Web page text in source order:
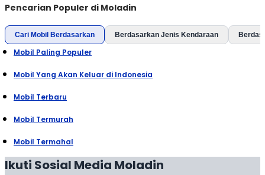
Pencarian Populer di Moladin
Cari Mobil Berdasarkan Berdasarkan Jenis Kendaraan
Mobil Paling Populer
Mobil Yang Akan Keluar di Indonesia
Mobil Terbaru
Mobil Termurah
Mobil Termahal
Ikuti Sosial Media Moladin